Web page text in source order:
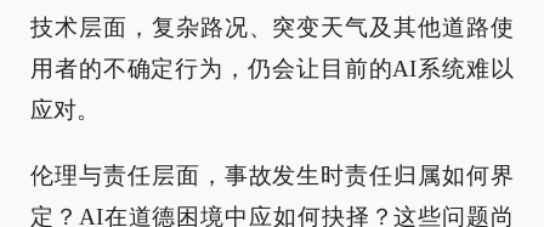
技术层面，复杂路况、突变天气及其他道路使
用者的不确定行为，仍会让目前的AI系统难以
应对。
伦理与责任层面，事故发生时责任归属如何界
定？AI在道德困境中应如何抉择？这些问题尚